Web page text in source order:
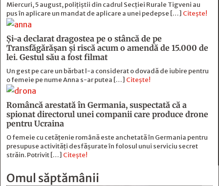
Miercuri, 5 august, polițiștii din cadrul Secției Rurale Tigveni au
pus în aplicare un mandat de aplicare a unei pedepse […] Citește!
Și-a declarat dragostea pe o stâncă de pe
Transfăgărășan și riscă acum o amendă de 15.000 de
lei. Gestul său a fost filmat
Un gest pe care un bărbat l-a considerat o dovadă de iubire pentru
o femeie pe nume Anna s-ar putea […] Citește!
Româncă arestată în Germania, suspectată că a
spionat directorul unei companii care produce drone
pentru Ucraina
O femeie cu cetățenie română este anchetată în Germania pentru
presupuse activități desfășurate în folosul unui serviciu secret
străin. Potrivit […] Citește!
Omul săptămânii